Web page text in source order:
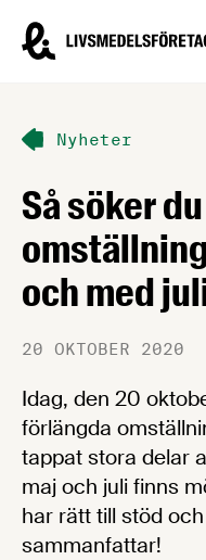
Livsmedelsföretagen –
Nyheter
Så söker du
och med
20 OKTOBER 2020
Idag, den 20
förlängda
tappat stora delar
maj och juli finns
har rätt till stöd
sammanfattar!